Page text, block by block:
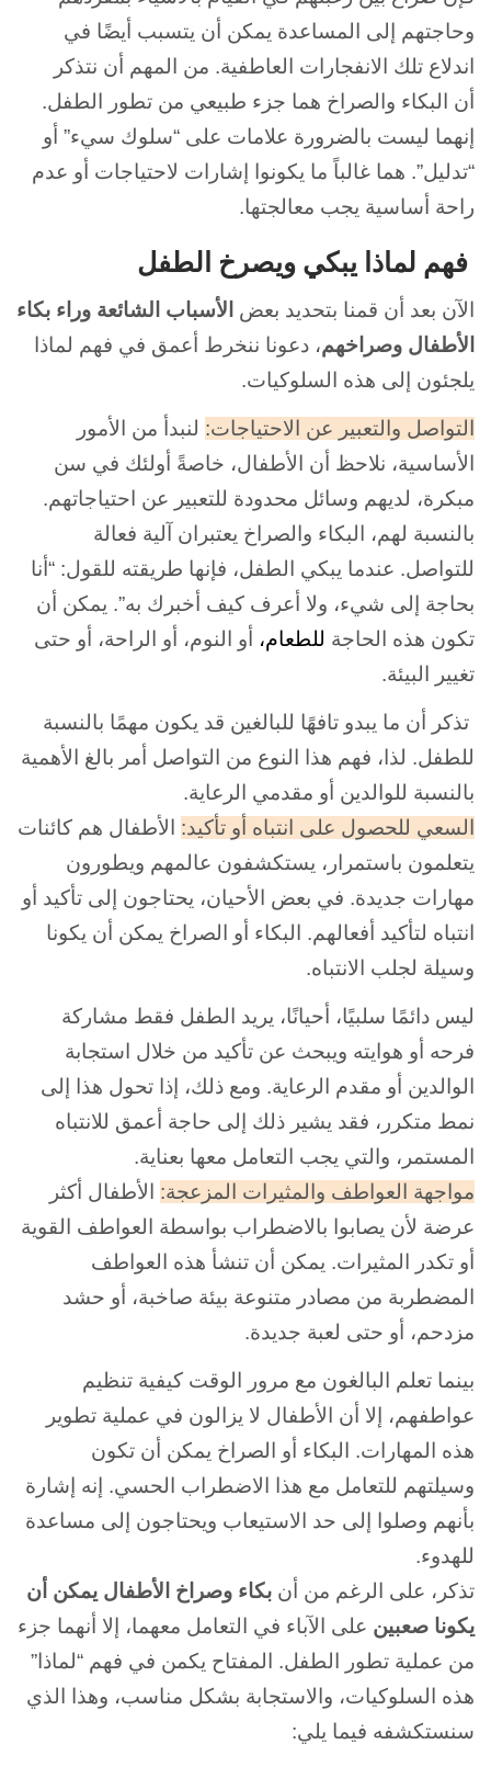
وحاجتهم إلى المساعدة يمكن أن يتسبب أيضًا في
اندلاع تلك الانفجارات العاطفية. من المهم أن نتذكر
أن
البكاء والصراخ هما جزء طبيعي من تطور الطفل.
إنهما ليست بالضرورة علامات على “سلوك سيء” أو
“تدليل”. هما غالباً ما يكونوا إشارات لاحتياجات أو عدم
راحة أساسية يجب معالجتها.
فهم لماذا يبكي ويصرخ الطفل
الآن بعد أن قمنا بتحديد بعض الأسباب الشائعة وراء بكاء
الأطفال وصراخهم، دعونا ننخرط أعمق في فهم لماذا
يلجئون إلى هذه السلوكيات.
التواصل والتعبير عن الاحتياجات: لنبدأ من الأمور
الأساسية، نلاحظ أن الأطفال، خاصةً أولئك في سن
مبكرة، لديهم وسائل محدودة للتعبير عن احتياجاتهم.
بالنسبة لهم، البكاء والصراخ يعتبران آلية فعالة
للتواصل. عندما يبكي الطفل، فإنها طريقته للقول: “أنا
بحاجة إلى شيء، ولا أعرف كيف أخبرك به”. يمكن أن
تكون هذه الحاجة للطعام، أو النوم، أو الراحة، أو حتى
تغيير البيئة.
تذكر أن ما يبدو تافهًا للبالغين قد يكون مهمًا بالنسبة
للطفل. لذا، فهم هذا النوع من التواصل أمر بالغ الأهمية
بالنسبة للوالدين أو مقدمي الرعاية.
السعي للحصول على انتباه أو تأكيد: الأطفال هم كائنات
يتعلمون باستمرار، يستكشفون عالمهم ويطورون
مهارات جديدة. في بعض الأحيان، يحتاجون إلى تأكيد أو
انتباه لتأكيد أفعالهم. البكاء أو الصراخ يمكن أن يكونا
وسيلة لجلب الانتباه.
ليس دائمًا سلبيًا، أحيانًا، يريد الطفل فقط مشاركة
فرحه أو هوايته ويبحث عن تأكيد من خلال استجابة
الوالدين أو مقدم الرعاية. ومع ذلك، إذا تحول هذا إلى
نمط متكرر، فقد يشير ذلك إلى حاجة أعمق للانتباه
المستمر، والتي يجب التعامل معها بعناية.
مواجهة العواطف والمثيرات المزعجة: الأطفال أكثر
عرضة لأن يصابوا بالاضطراب بواسطة العواطف القوية
أو تكدر المثيرات. يمكن أن تنشأ هذه العواطف
المضطربة من مصادر متنوعة بيئة صاخبة، أو حشد
مزدحم، أو حتى لعبة جديدة.
بينما تعلم البالغون مع مرور الوقت كيفية تنظيم
عواطفهم، إلا أن الأطفال لا يزالون في عملية تطوير
هذه المهارات. البكاء أو الصراخ يمكن أن تكون
وسيلتهم للتعامل مع هذا الاضطراب الحسي. إنه إشارة
بأنهم وصلوا إلى حد الاستيعاب ويحتاجون إلى مساعدة
للهدوء.
تذكر، على الرغم من أن بكاء وصراخ الأطفال يمكن أن
يكونا صعبين على الآباء في التعامل معهما، إلا أنهما جزء
من عملية تطور
الطفل. المفتاح يكمن في فهم “لماذا”
هذه السلوكيات، والاستجابة بشكل مناسب، وهذا الذي
سنستكشفه فيما يلي: